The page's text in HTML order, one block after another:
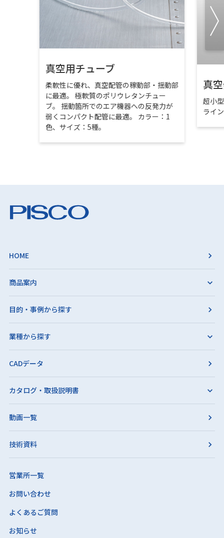
真空用チューブ
柔軟性に優れ、真空配管の稼動部・揺動部
に最適。 極軟質のポリウレタンチュー
ブ。 揺動箇所でのエア機器への反発力が
弱くコンパクト配管に最適。 カラー：1
色、サイズ：5種。
真
超小
ライ
HOME
商品案内
目的・事例から探す
業種から探す
CADデータ
カタログ・取扱説明書
動画一覧
技術資料
営業所一覧
お問い合わせ
よくあるご質問
お知らせ